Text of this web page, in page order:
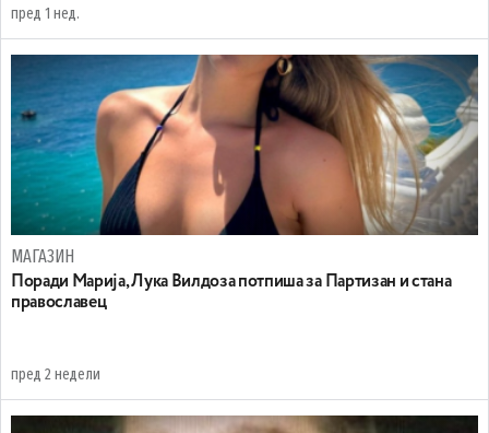
пред 1 нед.
МАГАЗИН
Поради Марија, Лука Вилдоза потпиша за Партизан и стана
православец
пред 2 недели